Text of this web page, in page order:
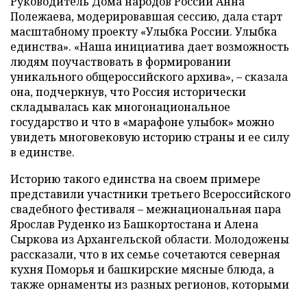
Полежаева, модерировавшая сессию, дала старт
масштабному проекту «Улыбка России. Улыбка
единства». «Наша инициатива дает возможность
людям поучаствовать в формировании
уникального общероссийского архива», – сказала
она, подчеркнув, что Россия исторически
складывалась как многонациональное
государство и что в «марафоне улыбок» можно
увидеть многовековую историю страны и ее силу
в единстве.
Историю такого единства на своем примере
представили участники третьего Всероссийского
свадебного фестиваля – межнациональная пара
Ярослав Руденко из Башкортостана и Алена
Сыркова из Архангельской области. Молодожены
рассказали, что в их семье сочетаются северная
кухня Поморья и башкирские мясные блюда, а
также орнаменты из разных регионов, которыми